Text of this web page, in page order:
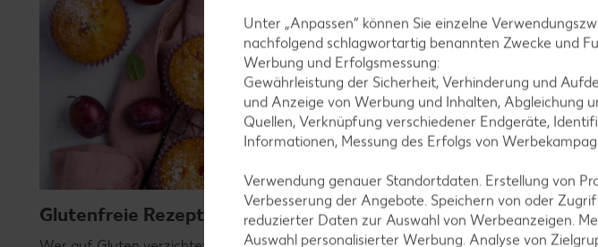
Glutenfreie Rezepte Laktosefreie
Unter „Anpassen“ können Sie einzelne
nachfolgend schlagwortartig benannten Zwecke und
Werbung und Erfolgsmessung:
Gewährleistung der Sicherheit, Verhinderung und
und Anzeige von Werbung und Inhalten, Abgleichung
Quellen, Verknüpfung verschiedener Endgeräte,
Informationen, Messung des Erfolgs von
Verwendung genauer Standortdaten. Erstellung von
Verbesserung der Angebote. Speichern von oder
reduzierter Daten zur Auswahl von Werbeanzeigen.
Auswahl personalisierter Werbung. Analyse von